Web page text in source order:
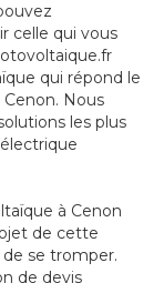
celle qui vous
qui répond le
Nous
les plus
à Cenon
de cette
se tromper.
de devis